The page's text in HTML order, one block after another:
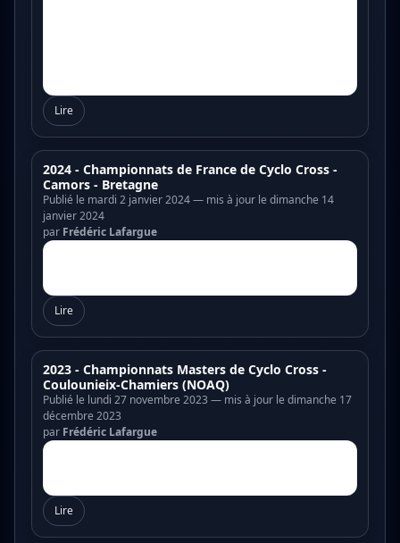
Lire
2024 - Championnats de France de Cyclo Cross -
Camors - Bretagne
Publié le mardi 2 janvier 2024 — mis à jour le dimanche 14
janvier 2024
par Frédéric Lafargue
Lire
2023 - Championnats Masters de Cyclo Cross -
Coulounieix-Chamiers (NOAQ)
Publié le lundi 27 novembre 2023 — mis à jour le dimanche 17
décembre 2023
par Frédéric Lafargue
Lire